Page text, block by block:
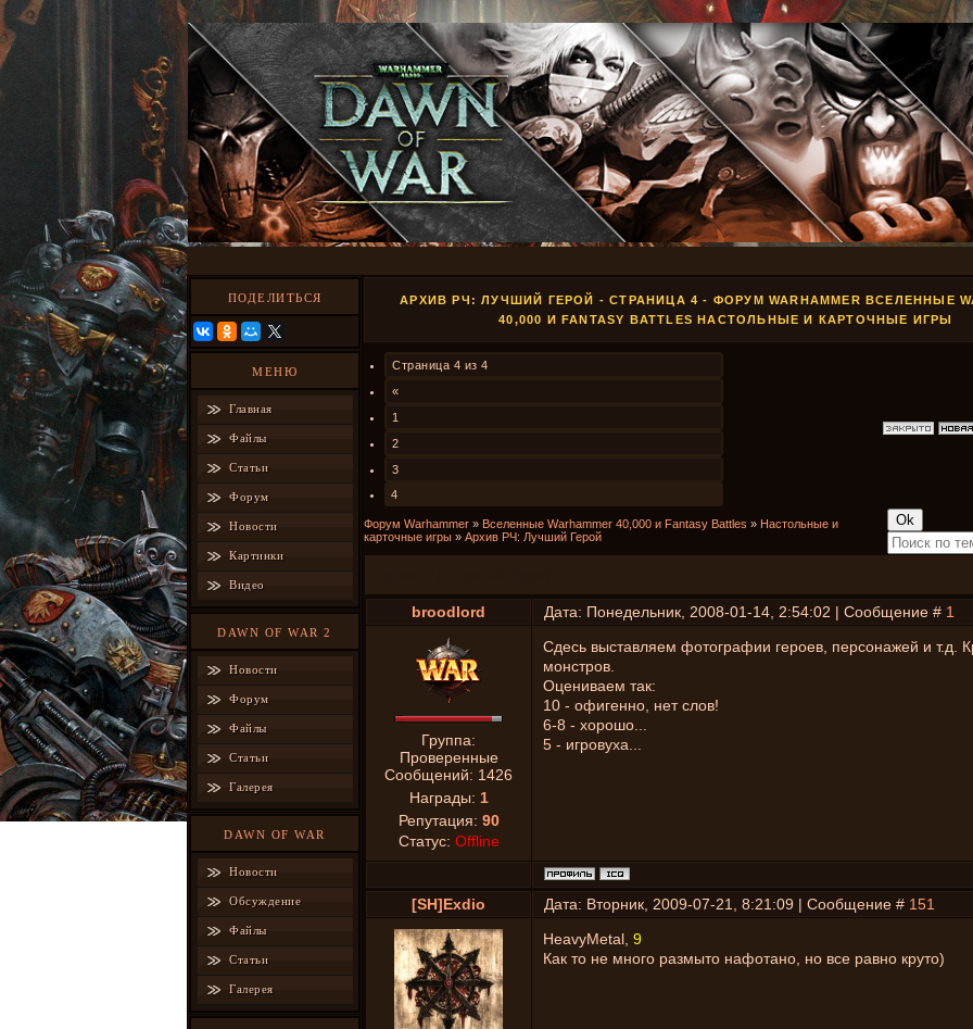
ПОДЕЛИТЬСЯ
МЕНЮ
Главная
Файлы
Статьи
Форум
Новости
Картинки
Видео
DAWN OF WAR 2
Новости
Форум
Файлы
Статьи
Галерея
DAWN OF WAR
Новости
Обсуждение
Файлы
Статьи
Галерея
АРХИВ РЧ: ЛУЧШИЙ ГЕРОЙ - СТРАНИЦА 4 - ФОРУМ WARHAMMER ВСЕЛЕННЫЕ
40,000 И FANTASY BATTLES НАСТОЛЬНЫЕ И КАРТОЧНЫЕ ИГРЫ
Страница 4 из 4
«
1
2
3
4
Форум Warhammer » Вселенные Warhammer 40,000 и Fantasy Battles » Настольные и
карточные игры » Архив РЧ: Лучший Герой
broodlord Дата: Понедельник, 2008-01-14, 2:54:02 | Сообщение # 1
Группа:
Проверенные
Сообщений: 1426
Награды: 1
Репутация: 90
Статус: Offline
Сдесь выставляем фотографии героев, персонажей и т.д.
монстров.
Оцениваем так:
10 - офигенно, нет слов!
6-8 - хорошо...
5 - игровуха...
[SH]Exdio Дата: Вторник, 2009-07-21, 8:21:09 | Сообщение # 151
HeavyMetal, 9
Как то не много размыто нафотано, но все равно круто)